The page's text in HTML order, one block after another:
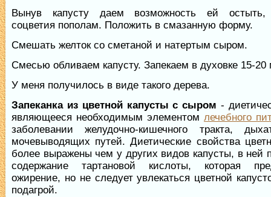
Вынув капусту даем возможность ей остыть,
соцветия пополам. Положить в смазанную форму.
Смешать желток со сметаной и натертым сыром.
Смесью обливаем капусту. Запекаем в духовке 15-20
У меня получилось в виде такого дерева.
Запеканка из цветной капусты с сыром -
являющееся необходимым элементом лечебного
заболевании желудочно-кишечного тракта,
мочевыводящих путей. Диетические свойства
более выражены чем у других видов капусты, в ней
содержание тартановой кислоты, которая
ожирение, но не следует увлекаться цветной
подагрой.